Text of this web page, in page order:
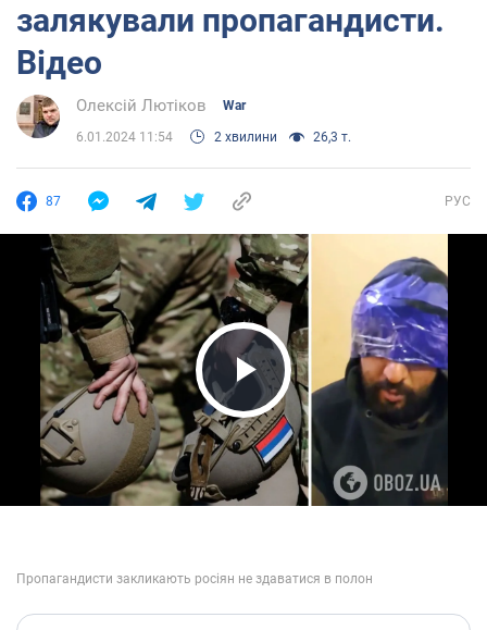
залякували пропагандисти.
Відео
Олексій Лютіков War
6.01.2024 11:54 2 хвилини 26,3 т.
87 РУС
Play Video